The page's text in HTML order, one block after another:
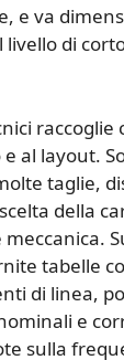
e va
livello di
raccoglie
al layout.
taglie,
della
tabelle
di linea,
e
sulla